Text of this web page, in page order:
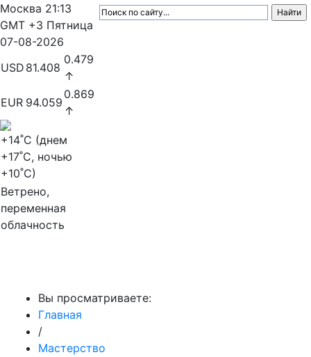
Москва 21:13
GMT +3 Пятница
07-08-2026
USD 81.408
0.479
↑
EUR 94.059
0.869
↑
+14˚C (днем
+17˚C, ночью
+10˚C)
Ветрено,
переменная
облачность
Вы просматриваете:
Главная
/
Мастерство